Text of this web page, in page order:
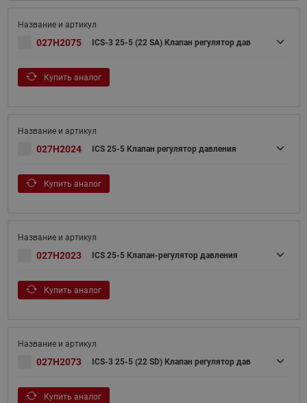
027H2075 ICS-3 25-5 (22 SA) Клапан регулятор дав
Купить аналог
027H2024 ICS 25-5 Клапан регулятор давления
Купить аналог
027H2023 ICS 25-5 Клапан-регулятор давления
Купить аналог
027H2073 ICS-3 25-5 (22 SD) Клапан регулятор дав
Купить аналог